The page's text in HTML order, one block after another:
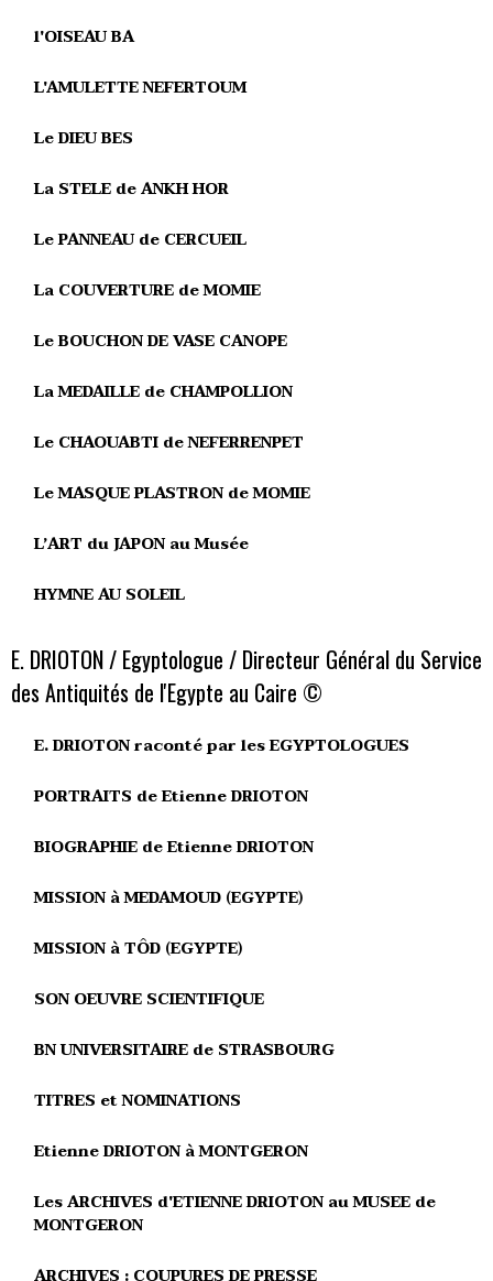
l'OISEAU BA
L'AMULETTE NEFERTOUM
Le DIEU BES
La STELE de ANKH HOR
Le PANNEAU de CERCUEIL
La COUVERTURE de MOMIE
Le BOUCHON DE VASE CANOPE
La MEDAILLE de CHAMPOLLION
Le CHAOUABTI de NEFERRENPET
Le MASQUE PLASTRON de MOMIE
L’ART du JAPON au Musée
HYMNE AU SOLEIL
E. DRIOTON / Egyptologue / Directeur Général du Service
des Antiquités de l'Egypte au Caire ©
E. DRIOTON raconté par les EGYPTOLOGUES
PORTRAITS de Etienne DRIOTON
BIOGRAPHIE de Etienne DRIOTON
MISSION à MEDAMOUD (EGYPTE)
MISSION à TÔD (EGYPTE)
SON OEUVRE SCIENTIFIQUE
BN UNIVERSITAIRE de STRASBOURG
TITRES et NOMINATIONS
Etienne DRIOTON à MONTGERON
Les ARCHIVES d'ETIENNE DRIOTON au MUSEE de
MONTGERON